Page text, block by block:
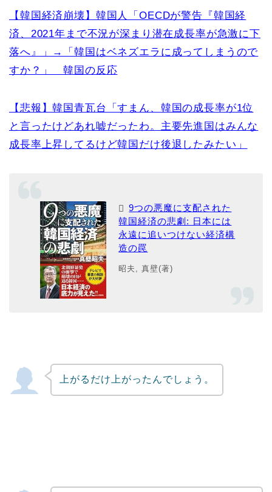
【韓国経済崩壊】韓国人「OECDが警告『韓国経
済、2021年まで不況が深まり潜在成長率が急激に下
落へ』」→「韓国はベネズエラに成ってしまうので
すか？」 韓国の反応
【悲報】韓国青瓦台「すまん、韓国の成長率が1位
と言ったけどあれ嘘だったわ。主要先進国はみんな
成長率上昇してるけど韓国だけ後退したみたい」
9つの悪魔に支配された
韓国経済の悲劇: 日本には
永遠に追いつけない経済構
造の罠
昭夫, 真壁(著)
上がるだけ上がったんでしょう。